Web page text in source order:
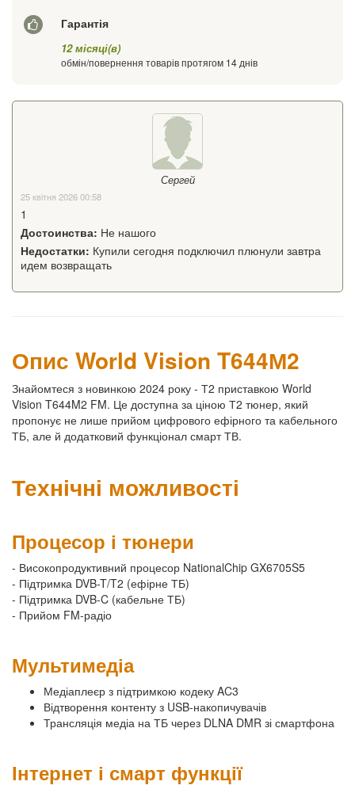
Гарантія
12 місяці(в)
обмін/повернення товарів протягом 14 днів
Сергей
25 квітня 2026 00:58
1
Достоинства: Не нашого
Недостатки: Купили сегодня подключил плюнули завтра
идем возвращать
Опис World Vision T644М2
Знайомтеся з новинкою 2024 року - Т2 приставкою World
Vision T644M2 FM. Це доступна за ціною Т2 тюнер, який
пропонує не лише прийом цифрового ефірного та кабельного
ТБ, але й додатковий функціонал смарт ТВ.
Технічні можливості
Процесор і тюнери
- Високопродуктивний процесор NationalChip GX6705S5
- Підтримка DVB-T/T2 (ефірне ТБ)
- Підтримка DVB-C (кабельне ТБ)
- Прийом FM-радіо
Мультимедіа
Медіаплеєр з підтримкою кодеку AC3
Відтворення контенту з USB-накопичувачів
Трансляція медіа на ТБ через DLNA DMR зі смартфона
Інтернет і смарт функції